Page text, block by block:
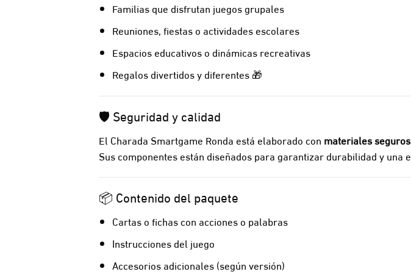
Familias que disfrutan juegos grupales
Reuniones, fiestas o actividades escolares
Espacios educativos o dinámicas recreativas
Regalos divertidos y diferentes 🎁
🛡️ Seguridad y calidad
El Charada Smartgame Ronda está elaborado con materiales
Sus componentes están diseñados para garantizar durabilidad y una
📦 Contenido del paquete
Cartas o fichas con acciones o palabras
Instrucciones del juego
Accesorios adicionales (según versión)